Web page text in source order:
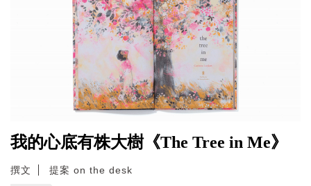
我的心底有株大樹《The Tree in Me》
撰文 提案 on the desk